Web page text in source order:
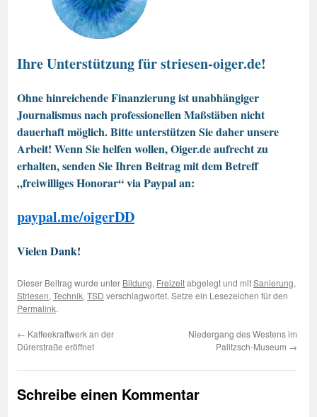
Ihre Unterstützung für striesen-oiger.de!
Ohne hinreichende Finanzierung ist unabhängiger
Journalismus nach professionellen Maßstäben nicht
dauerhaft möglich. Bitte unterstützen Sie daher unsere
Arbeit! Wenn Sie helfen wollen, Oiger.de aufrecht zu
erhalten, senden Sie Ihren Beitrag mit dem Betreff
„freiwilliges Honorar“ via Paypal an:
paypal.me/oigerDD
Vielen Dank!
Dieser Beitrag wurde unter Bildung, Freizeitabgelegt und mitSanierung,
Striesen, Technik, TSD verschlagwortet. Setze ein Lesezeichen für den
Permalink.
← Kaffeekraftwerk an der
Dürerstraße eröffnet
Niedergang des Westens im
Palitzsch-Museum →
Schreibe einen Kommentar